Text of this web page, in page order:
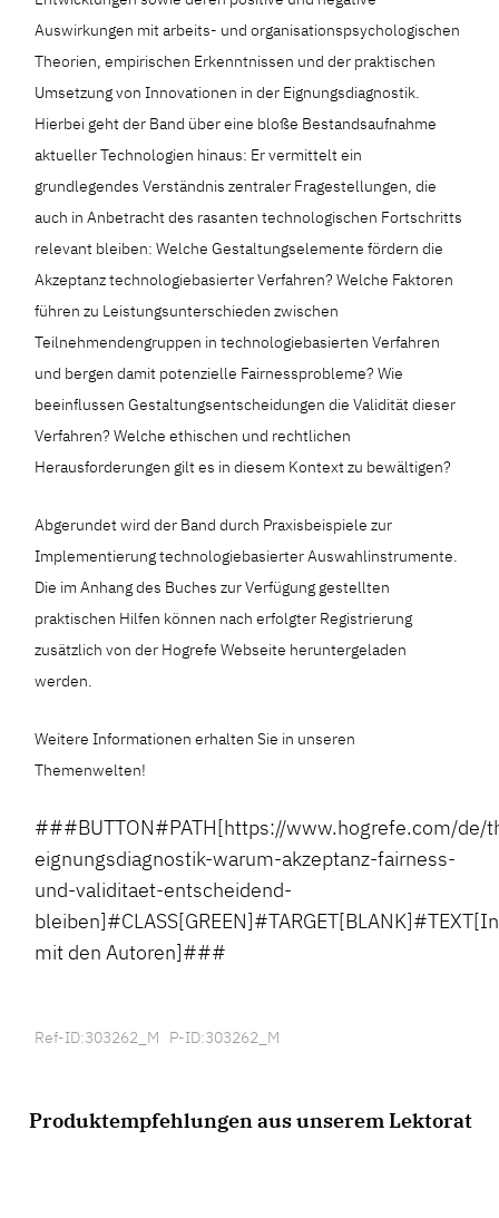
Auswirkungen mit arbeits- und organisationspsychologischen
Theorien, empirischen Erkenntnissen und der praktischen
Umsetzung von Innovationen in der Eignungsdiagnostik.
Hierbei geht der Band über eine bloße Bestandsaufnahme
aktueller Technologien hinaus: Er vermittelt ein
grundlegendes Verständnis zentraler Fragestellungen, die
auch in Anbetracht des rasanten technologischen Fortschritts
relevant bleiben: Welche Gestaltungselemente fördern die
Akzeptanz technologiebasierter Verfahren? Welche Faktoren
führen zu Leistungsunterschieden zwischen
Teilnehmendengruppen in technologiebasierten Verfahren
und bergen damit potenzielle Fairnessprobleme? Wie
beeinflussen Gestaltungsentscheidungen die Validität dieser
Verfahren? Welche ethischen und rechtlichen
Herausforderungen gilt es in diesem Kontext zu bewältigen?
Abgerundet wird der Band durch Praxisbeispiele zur
Implementierung technologiebasierter Auswahlinstrumente.
Die im Anhang des Buches zur Verfügung gestellten
praktischen Hilfen können nach erfolgter Registrierung
zusätzlich von der Hogrefe Webseite heruntergeladen
werden.
Weitere Informationen erhalten Sie in unseren
Themenwelten!
###BUTTON#PATH[https://www.hogrefe.com/de/
eignungsdiagnostik-warum-akzeptanz-fairness-
und-validitaet-entscheidend-
mit den Autoren]###
Ref-ID:303262_M P-ID:303262_M
Produktempfehlungen aus unserem Lektorat